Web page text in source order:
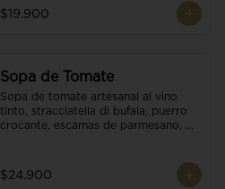
$19.900
Sopa de Tomate
Sopa de tomate artesanal al vino
tinto, stracciatella di bufala, puerro
crocante, escamas de parmesano,
Acompañado de un tostón de pan
focaccia.
$24.900